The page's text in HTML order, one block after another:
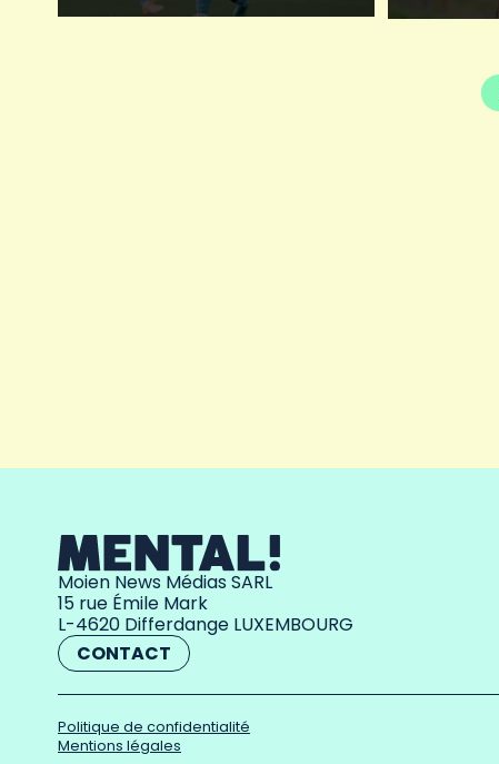
Moien News Médias SARL
15 rue Émile Mark
L-4620 Differdange LUXEMBOURG
CONTACT
Politique de confidentialité
Mentions légales